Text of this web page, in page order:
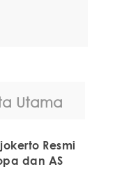
Utama
Resmi
dan AS